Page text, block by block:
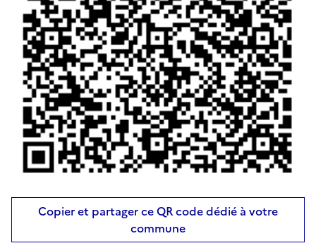
Copier et partager ce QR code dédié à votre
commune